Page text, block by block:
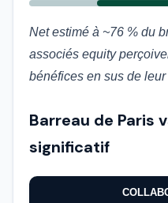
Net estimé à ~76 % du
associés equity
bénéfices en sus de
Barreau de Paris
significatif